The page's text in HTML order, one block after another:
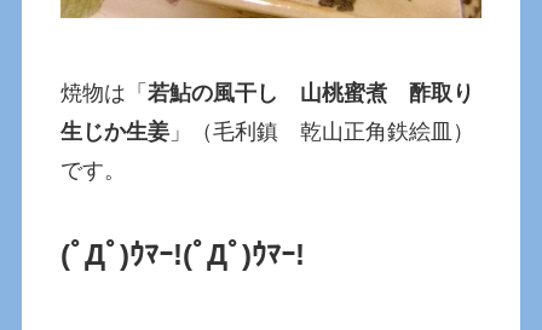
焼物は「若鮎の風干し 山桃蜜煮 酢取り
生じか生姜 」（毛利鎮 乾山正角鉄絵皿）
です。
(ﾟДﾟ)ｳﾏｰ!(ﾟДﾟ)ｳﾏｰ!